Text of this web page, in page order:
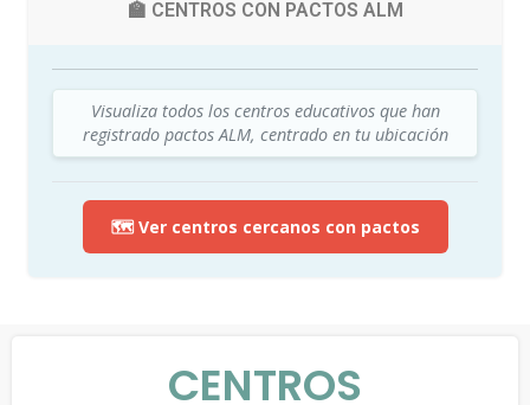
🏫 CENTROS CON PACTOS ALM
Visualiza todos los centros educativos que han
registrado pactos ALM, centrado en tu ubicación
🗺️ Ver centros cercanos con pactos
CENTROS